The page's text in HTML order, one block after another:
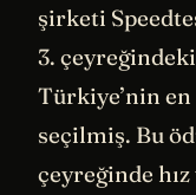
şirketi
3.
Türkiye’nin en
seçilmiş. Bu
çeyreğinde